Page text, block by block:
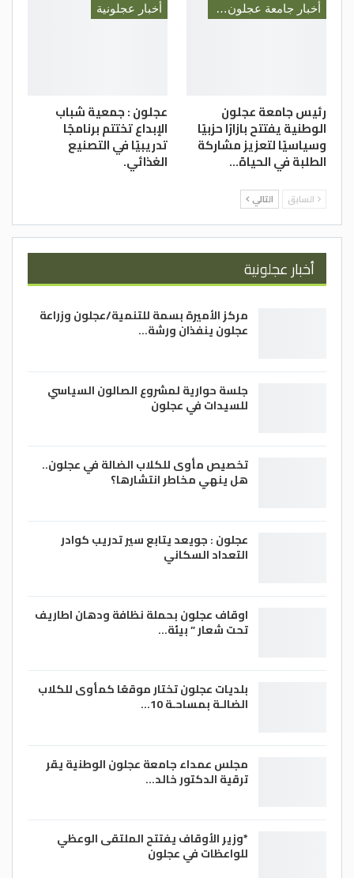
أخبار جامعة عجلون الوطنية
رئيس جامعة عجلون
الوطنية يفتتح بازارًا حزبيًا
وسياسيًا لتعزيز مشاركة
الطلبة في الحياة…
أخبار عجلونية
عجلون : جمعية شباب
الإبداع تختتم برنامجًا
تدريبيًا في التصنيع
الغذائي.
السابق التالي
أخبار عجلونية
مركز الأميرة بسمة للتنمية/عجلون وزراعة
عجلون ينفذان ورشة…
جلسة حوارية لمشروع الصالون السياسي
للسيدات في عجلون
تخصيص مأوى للكلاب الضالة في عجلون..
هل ينهي مخاطر انتشارها؟
عجلون : جويعد يتابع سير تدريب كوادر
التعداد السكاني
اوقاف عجلون بحملة نظافة ودهان اطاريف
تحت شعار ” بيئة…
بلديات عجلون تختار موقعًا كمأوى للكلاب
الضالـة بمساحـة 10…
مجلس عمداء جامعة عجلون الوطنية يقر
ترقية الدكتور خالد…
*وزير الأوقاف يفتتح الملتقى الوعظي
للواعظات في عجلون